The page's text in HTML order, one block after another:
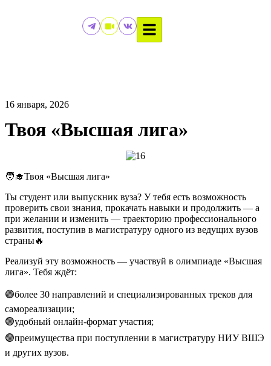
16 января, 2026
Твоя «Высшая лига»
🧑‍🎓Твоя «Высшая лига»
Ты студент или выпускник вуза? У тебя есть возможность
проверить свои знания, прокачать навыки и продолжить — а
при желании и изменить — траекторию профессионального
развития, поступив в магистратуру одного из ведущих вузов
страны🔥
Реализуй эту возможность — участвуй в олимпиаде «Высшая
лига». Тебя ждёт:
🟣более 30 направлений и специализированных треков для
самореализации;
🟢удобный онлайн-формат участия;
🟣преимущества при поступлении в магистратуру НИУ ВШЭ
и других вузов.